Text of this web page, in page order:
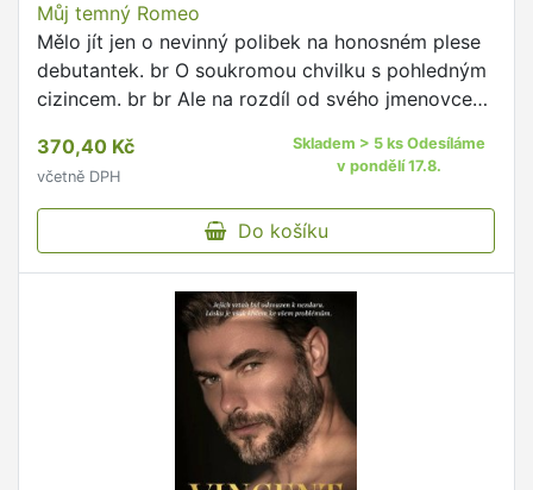
Můj temný Romeo
Mělo jít jen o nevinný polibek na honosném plese
debutantek. br O soukromou chvilku s pohledným
cizincem. br br Ale na rozdíl od svého jmenovce
žene pomsta. …
370,40 Kč
včetně DPH
Skladem > 5 ks Odesíláme
v pondělí 17.8.
Do košíku